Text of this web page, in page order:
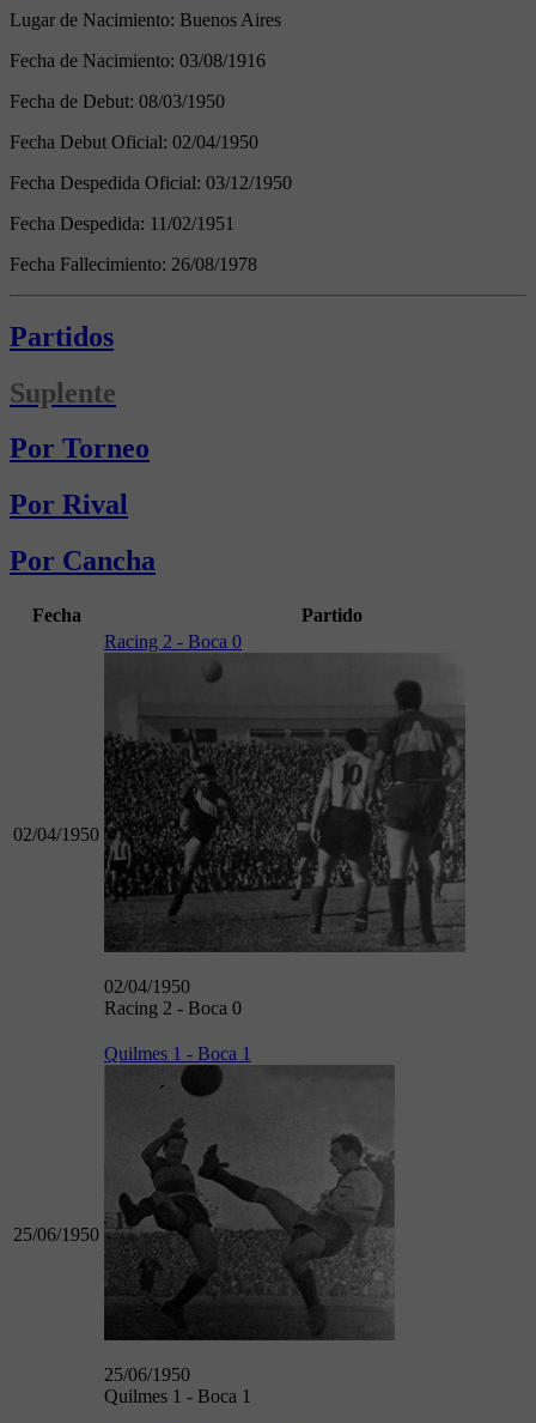
Lugar de Nacimiento: Buenos Aires
Fecha de Nacimiento: 03/08/1916
Fecha de Debut: 08/03/1950
Fecha Debut Oficial: 02/04/1950
Fecha Despedida Oficial: 03/12/1950
Fecha Despedida: 11/02/1951
Fecha Fallecimiento: 26/08/1978
Partidos
Suplente
Por Torneo
Por Rival
Por Cancha
Fecha Partido
02/04/1950
Racing 2 - Boca 0
02/04/1950
Racing 2 - Boca 0
25/06/1950
Quilmes 1 - Boca 1
25/06/1950
Quilmes 1 - Boca 1